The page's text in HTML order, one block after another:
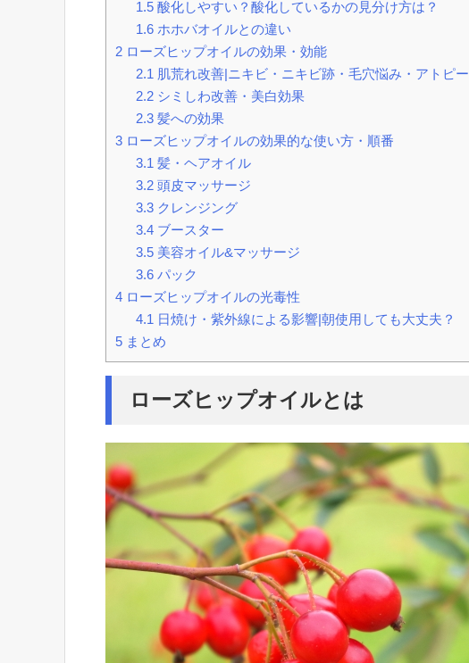
1.5酸化しやすい？酸化しているかの見分け方は？
1.6ホホバオイルとの違い
2 ローズヒップオイルの効果・効能
2.1 肌荒れ改善|ニキビ・ニキビ跡・毛穴悩み・アトピー
2.2シミしわ改善・美白効果
2.3髪への効果
3 ローズヒップオイルの効果的な使い方・順番
3.1 髪・ヘアオイル
3.2頭皮マッサージ
3.3クレンジング
3.4ブースター
3.5美容オイル&マッサージ
3.6パック
4 ローズヒップオイルの光毒性
4.1 日焼け・紫外線による影響|朝使用しても大丈夫？
5 まとめ
ローズヒップオイルとは